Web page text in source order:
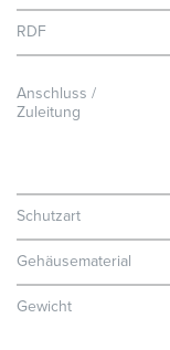
RDF
Anschluss /
Zuleitung
Schutzart
Gehäusematerial
Gewicht